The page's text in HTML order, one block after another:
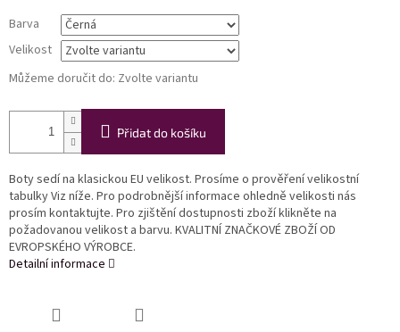
Barva
Velikost
Můžeme doručit do: Zvolte variantu
Přidat do košíku
Boty sedí na klasickou EU velikost. Prosíme o prověření velikostní
tabulky Viz níže. Pro podrobnější informace ohledně velikosti nás
prosím kontaktujte. Pro zjištění dostupnosti zboží klikněte na
požadovanou velikost a barvu. KVALITNÍ ZNAČKOVÉ ZBOŽÍ OD
EVROPSKÉHO VÝROBCE.
Detailní informace